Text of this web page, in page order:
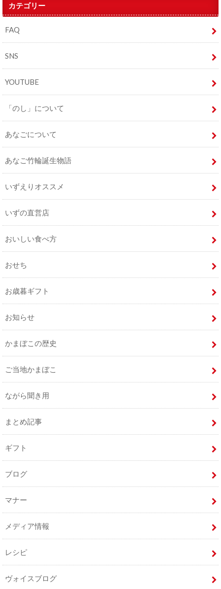
カテゴリー
FAQ
SNS
YOUTUBE
「のし」について
あなごについて
あなご竹輪誕生物語
いずえりオススメ
いずの直営店
おいしい食べ方
おせち
お歳暮ギフト
お知らせ
かまぼこの歴史
ご当地かまぼこ
ながら聞き用
まとめ記事
ギフト
ブログ
マナー
メディア情報
レシピ
ヴォイスブログ